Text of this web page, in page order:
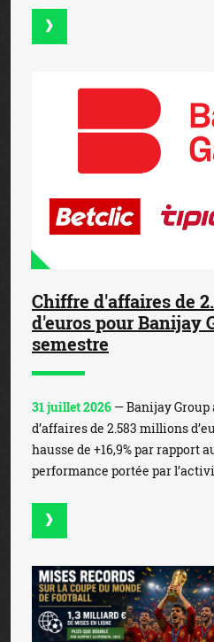
Chiffre d'affaires de
d'euros pour Banijay
semestre
31 juillet 2026 — Banijay
d’affaires de 2.583 millions
hausse de +16,9% par rapport
performance portée par